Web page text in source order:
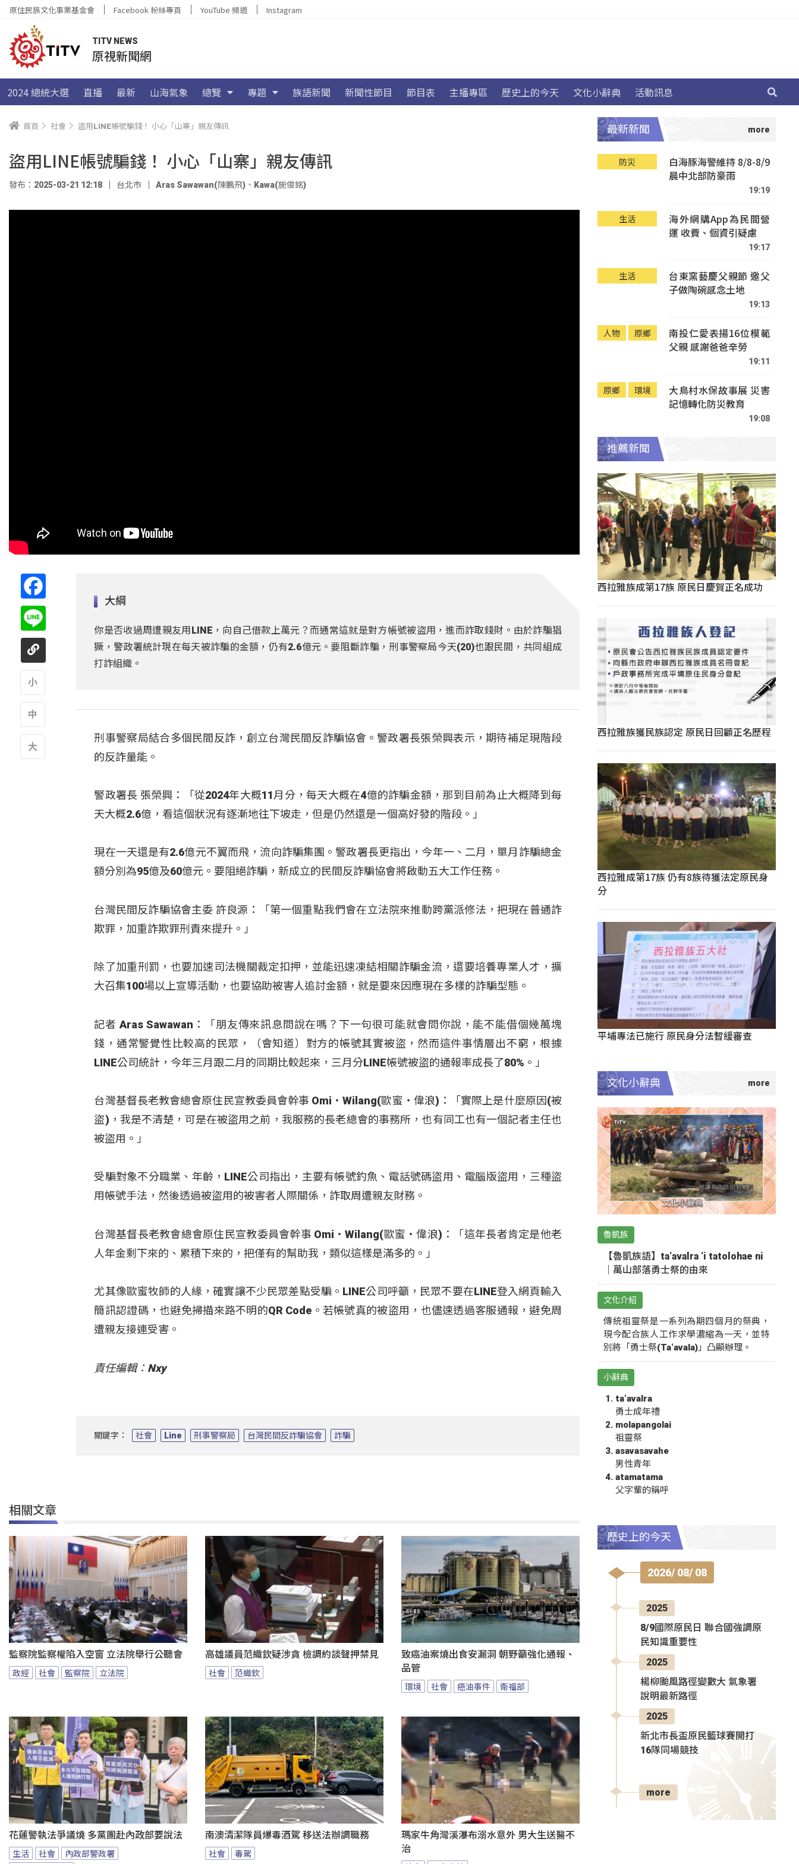
原住民族文化事業基金會 Facebook 粉絲專頁 YouTube 頻道 Instagram
TITV NEWS
原視新聞網
2024 總統大選 直播 最新 山海氣象 總覽 專題 族語新聞 新聞性節目 節目表 主播專區 歷史上的今天 文化小辭典 活動訊息
首頁 社會 盜用LINE帳號騙錢！ 小心「山寨」親友傳訊
盜用LINE帳號騙錢！ 小心「山寨」親友傳訊
發布：2025-03-21 12:18 台北市 Aras Sawawan(陳鵬飛) 、 Kawa(施俊銘)
大綱
你是否收過周遭親友用LINE，向自己借款上萬元？而通常這就是對方帳號被盜用，進而詐取錢財。由於詐騙猖
獗，警政署統計現在每天被詐騙的金額，仍有2.6億元。要阻斷詐騙，刑事警察局今天(20)也跟民間，共同組成
打詐組織。
刑事警察局結合多個民間反詐，創立台灣民間反詐騙協會。警政署長張榮興表示，期待補足現階段
的反詐量能。
警政署長 張榮興：「從2024年大概11月分，每天大概在4億的詐騙金額，那到目前為止大概降到每
天大概2.6億，看這個狀況有逐漸地往下坡走，但是仍然還是一個高好發的階段。」
現在一天還是有2.6億元不翼而飛，流向詐騙集團。警政署長更指出，今年一、二月，單月詐騙總金
額分別為95億及60億元。要阻絕詐騙，新成立的民間反詐騙協會將啟動五大工作任務。
台灣民間反詐騙協會主委 許良源：「第一個重點我們會在立法院來推動跨黨派修法，把現在普通詐
欺罪，加重詐欺罪刑責來提升。」
除了加重刑罰，也要加速司法機關裁定扣押，並能迅速凍結相關詐騙金流，還要培養專業人才，擴
大召集100場以上宣導活動，也要協助被害人追討金額，就是要來因應現在多樣的詐騙型態。
記者 Aras Sawawan：「朋友傳來訊息問說在嗎？下一句很可能就會問你說，能不能借個幾萬塊
錢，通常警覺性比較高的民眾，（會知道）對方的帳號其實被盜，然而這件事情層出不窮，根據
LINE公司統計，今年三月跟二月的同期比較起來，三月分LINE帳號被盜的通報率成長了80%。」
台灣基督長老教會總會原住民宣教委員會幹事 Omi‧Wilang(歐蜜‧偉浪)：「實際上是什麼原因(被
盜)，我是不清楚，可是在被盜用之前，我服務的長老總會的事務所，也有同工也有一個記者主任也
被盜用。」
受騙對象不分職業、年齡，LINE公司指出，主要有帳號釣魚、電話號碼盜用、電腦版盜用，三種盜
用帳號手法，然後透過被盜用的被害者人際關係，詐取周遭親友財務。
台灣基督長老教會總會原住民宣教委員會幹事 Omi‧Wilang(歐蜜‧偉浪)：「這年長者肯定是他老
人年金剩下來的、累積下來的，把僅有的幫助我，類似這樣是滿多的。」
尤其像歐蜜牧師的人緣，確實讓不少民眾差點受騙。LINE公司呼籲，民眾不要在LINE登入網頁輸入
簡訊認證碼，也避免掃描來路不明的QR Code。若帳號真的被盜用，也儘速透過客服通報，避免周
遭親友接連受害。
責任編輯：Nxy
關鍵字： 社會 Line 刑事警察局 台灣民間反詐騙協會 詐騙
相關文章
監察院監察權陷入空窗 立法院舉行公聽會
政經 社會 監察院 立法院
高雄議員范織欽疑涉貪 檢調約談聲押禁見
社會 范織欽
致癌油案燒出食安漏洞 朝野籲強化通報、
品管
環境 社會 癌油事件 衛福部
花蓮警執法爭議燒 多黨團赴內政部要說法
生活 社會
內政部警政署
南澳清潔隊員爆毒酒駕 移送法辦調職務
社會 毒駕
瑪家牛角灣溪瀑布溺水意外 男大生送醫不
治
最新新聞
防災
白海豚海警維持 8/8-8/9
晨中北部防豪雨
19:19
生活
海外網購App為民間營
運 收費、個資引疑慮
19:17
生活
台東窯藝慶父親節 邀父
子做陶碗感念土地
19:13
人物 原鄉
南投仁愛表揚16位模範
父親 感謝爸爸辛勞
19:11
原鄉 環境
大鳥村水保故事展 災害
記憶轉化防災教育
19:08
推薦新聞
西拉雅族成第17族 原民日慶賀正名成功
西拉雅族獲民族認定 原民日回顧正名歷程
西拉雅成第17族 仍有8族待獲法定原民身
分
平埔專法已施行 原民身分法暫緩審查
文化小辭典
魯凱族
【魯凱族語】ta‘avalra ‘i tatolohae ni
｜萬山部落勇士祭的由來
文化介紹
傳統祖靈祭是一系列為期四個月的祭典，
現今配合族人工作求學濃縮為一天，並特
別將「勇士祭(Ta‘avala)」凸顯辦理。
小辭典
ta‘avalra
勇士成年禮
molapangolai
祖靈祭
asavasavahe
男性青年
atamatama
父字輩的稱呼
歷史上的今天
2026/ 08/ 08
2025
8/9國際原民日 聯合國強調原
民知識重要性
2025
楊柳颱風路徑變數大 氣象署
說明最新路徑
2025
新北市長盃原民籃球賽開打
16隊同場競技
more